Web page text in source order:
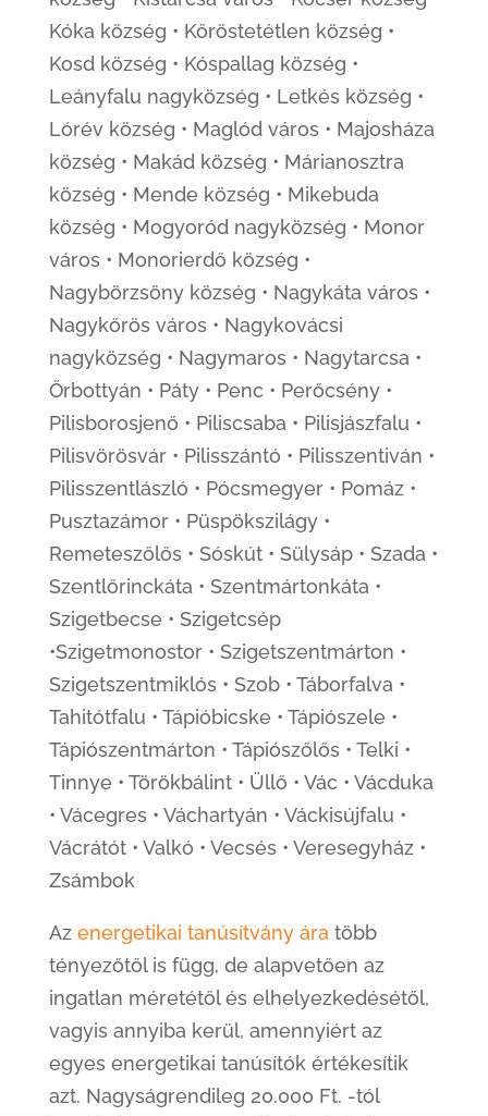
Kóka község • Kőröstetétlen község •
Kosd község • Kóspallag község •
Leányfalu nagyközség • Letkés község •
Lórév község • Maglód város • Majosháza
község • Makád község • Márianosztra
község • Mende község • Mikebuda
község • Mogyoród nagyközség • Monor
város • Monorierdő község •
Nagybörzsöny község • Nagykáta város •
Nagykőrös város • Nagykovácsi
nagyközség • Nagymaros • Nagytarcsa •
Őrbottyán • Páty • Penc • Perőcsény •
Pilisborosjenő • Piliscsaba • Pilisjászfalu •
Pilisvörösvár • Pilisszántó • Pilisszentiván •
Pilisszentlászló • Pócsmegyer • Pomáz •
Pusztazámor • Püspökszilágy •
Remeteszőlős • Sóskút • Sülysáp • Szada •
Szentlőrinckáta • Szentmártonkáta •
Szigetbecse • Szigetcsép
•Szigetmonostor • Szigetszentmárton •
Szigetszentmiklós • Szob • Táborfalva •
Tahitótfalu • Tápióbicske • Tápiószele •
Tápiószentmárton • Tápiószőlős • Telki •
Tinnye • Törökbálint • Üllő • Vác • Vácduka
• Vácegres • Váchartyán • Váckisújfalu •
Vácrátót • Valkó • Vecsés • Veresegyház •
Zsámbok
Az energetikai tanúsítvány ára több
tényezőtől is függ, de alapvetően az
ingatlan méretétől és elhelyezkedésétől,
vagyis annyiba kerül, amennyiért az
egyes energetikai tanúsítók értékesítik
azt. Nagyságrendileg 20.000 Ft. -tól